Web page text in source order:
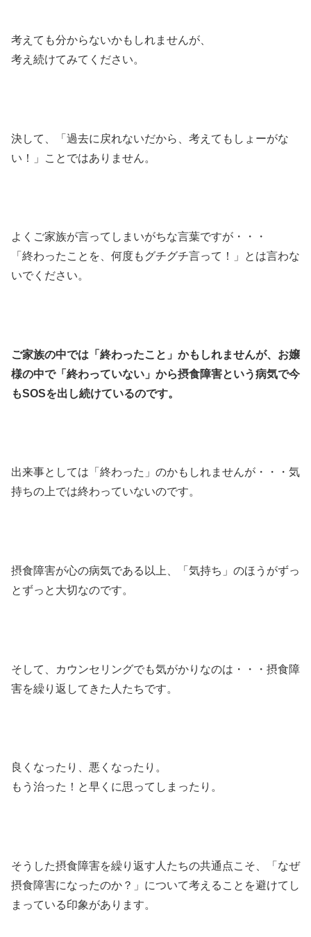
考えても分からないかもしれませんが、
考え続けてみてください。
決して、「過去に戻れないだから、考えてもしょーがな
い！」ことではありません。
よくご家族が言ってしまいがちな言葉ですが・・・
「終わったことを、何度もグチグチ言って！」とは言わな
いでください。
ご家族の中では「終わったこと」かもしれませんが、お嬢
様の中で「終わっていない」から摂食障害という病気で今
もSOSを出し続けているのです。
出来事としては「終わった」のかもしれませんが・・・気
持ちの上では終わっていないのです。
摂食障害が心の病気である以上、「気持ち」のほうがずっ
とずっと大切なのです。
そして、カウンセリングでも気がかりなのは・・・摂食障
害を繰り返してきた人たちです。
良くなったり、悪くなったり。
もう治った！と早くに思ってしまったり。
そうした摂食障害を繰り返す人たちの共通点こそ、「なぜ
摂食障害になったのか？」について考えることを避けてし
まっている印象があります。